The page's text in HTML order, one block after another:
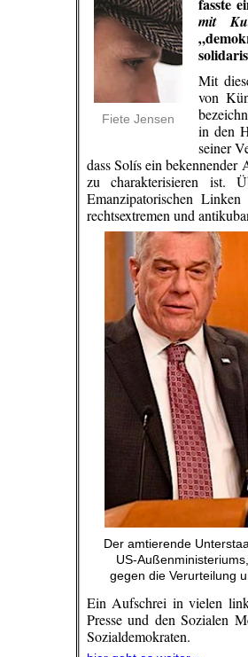
Fiete Jensen
mit
Mit
von
in den
seiner
dass Solís ein
zu charakterisieren ist.
Emanzipatorischen
rechtsextremen und
Der amtierende
US-
gegen die Verurteilung
Ein Aufschrei in vielen
Presse und den Sozialen
Sozialdemokraten.